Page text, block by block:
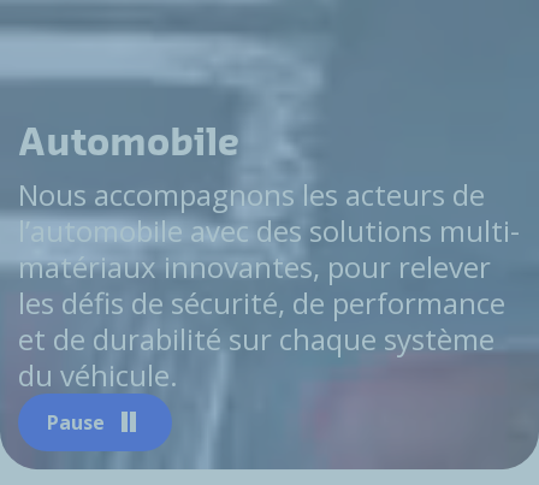
Pause
Automobile
Nous accompagnons les acteurs de
l’automobile avec des solutions multi-
matériaux innovantes, pour relever
les défis de sécurité, de performance
et de durabilité sur chaque système
du véhicule.